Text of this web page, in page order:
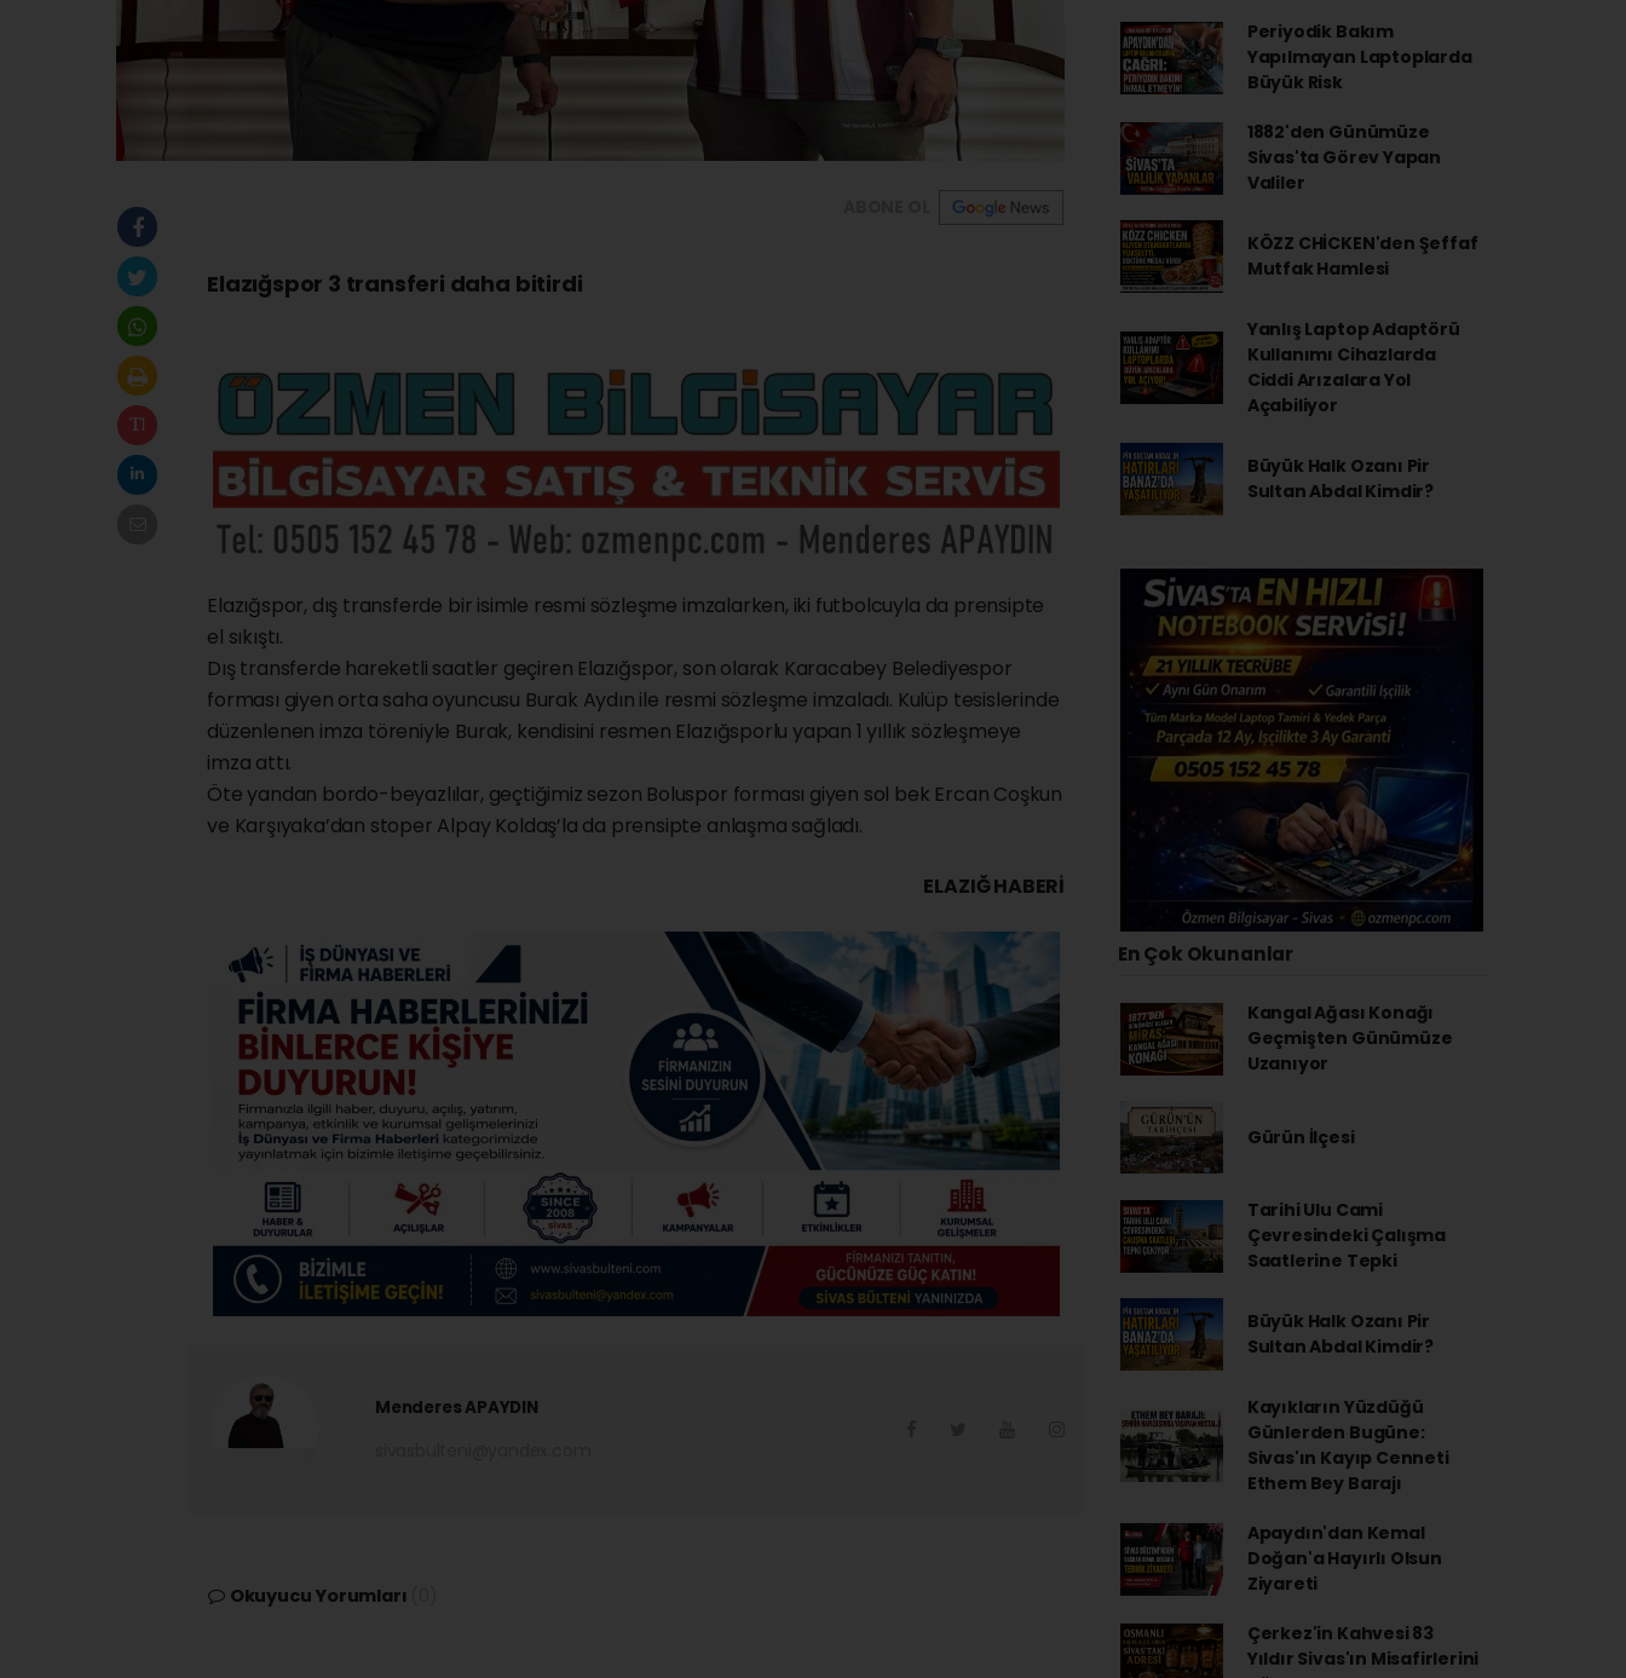
Elazığspor 3 transferi daha bitirdi
Elazığspor, dış transferde bir isimle resmi sözleşme imzalarken, iki futbolcuyla da prensipte
el sıkıştı.
Dış transferde hareketli saatler geçiren Elazığspor, son olarak Karacabey Belediyespor
forması giyen orta saha oyuncusu Burak Aydın ile resmi sözleşme imzaladı. Kulüp tesislerinde
düzenlenen imza töreniyle Burak, kendisini resmen Elazığsporlu yapan 1 yıllık sözleşmeye
imza attı.
Öte yandan bordo-beyazlılar, geçtiğimiz sezon Boluspor forması giyen sol bek Ercan Coşkun
ve Karşıyaka’dan stoper Alpay Koldaş’la da prensipte anlaşma sağladı.
ELAZIĞ HABERİ
Menderes APAYDIN
Okuyucu Yorumları
Periyodik Bakım
Yapılmayan Laptoplarda
Büyük Risk
1882'den Günümüze
Sivas'ta Görev Yapan
Valiler
KÖZZ CHİCKEN'den Şeffaf
Mutfak Hamlesi
Yanlış Laptop Adaptörü
Kullanımı Cihazlarda
Ciddi Arızalara Yol
Açabiliyor
Büyük Halk Ozanı Pir
Sultan Abdal Kimdir?
En Çok Okunanlar
Kangal Ağası Konağı
Geçmişten Günümüze
Uzanıyor
Gürün İlçesi
Tarihi Ulu Cami
Çevresindeki Çalışma
Saatlerine Tepki
Büyük Halk Ozanı Pir
Sultan Abdal Kimdir?
Kayıkların Yüzdüğü
Günlerden Bugüne:
Sivas'ın Kayıp Cenneti
Ethem Bey Barajı
Apaydın'dan Kemal
Doğan'a Hayırlı Olsun
Ziyareti
Çerkez'in Kahvesi 83
Yıldır Sivas'ın Misafirlerini